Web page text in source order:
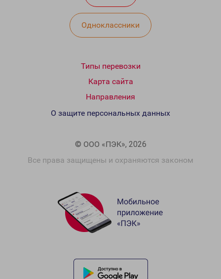
Одноклассники
Типы перевозки
Карта сайта
Направления
© ООО «ПЭК», 2026
Все права защищены и охраняются законом
О защите персональных данных